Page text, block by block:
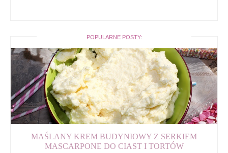
POPULARNE POSTY:
MAŚLANY KREM BUDYNIOWY Z SERKIEM
MASCARPONE DO CIAST I TORTÓW